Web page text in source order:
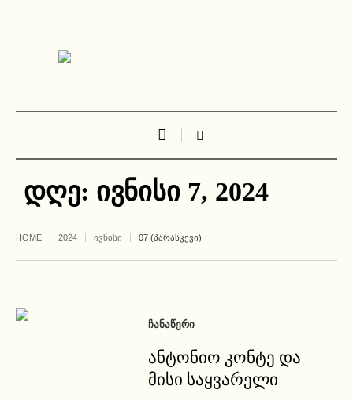
დღე: ივნისი 7, 2024
HOME 2024 ᲘᲕᲜᲘᲡᲘ 07 (ᲞᲐᲠᲐᲡᲙᲔᲕᲘ)
ᲩᲐᲜᲐᲬᲔᲠᲘ
ანტონიო კონტე და
მისი საყვარელი